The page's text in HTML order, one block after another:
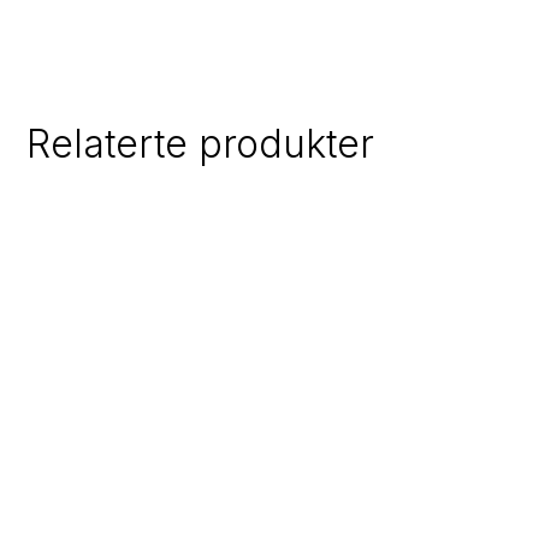
Relaterte produkter